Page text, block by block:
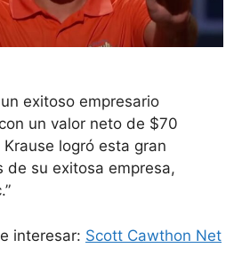
exitoso empresario
un valor neto de $70
logró esta gran
de su exitosa empresa,
interesar: Scott Cawthon Net